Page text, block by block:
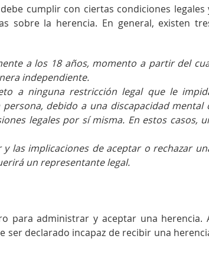
cumplir con ciertas condiciones legales
sobre la herencia. En general, existen
a los 18 años, momento a partir del
independiente.
a ninguna restricción legal que le
debido a una discapacidad mental
legales por sí misma. En estos casos,
las implicaciones de aceptar o rechazar
un representante legal.
para administrar y aceptar una herencia.
ser declarado incapaz de recibir una